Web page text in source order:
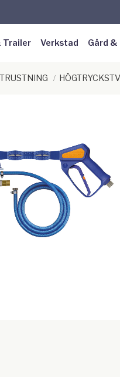
Trailer Verkstad Gård